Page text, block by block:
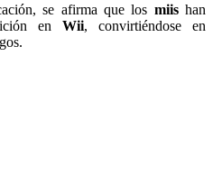
se afirma que los miishan
en Wii, convirtiéndose en